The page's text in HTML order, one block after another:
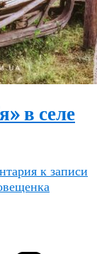
в селе
к записи